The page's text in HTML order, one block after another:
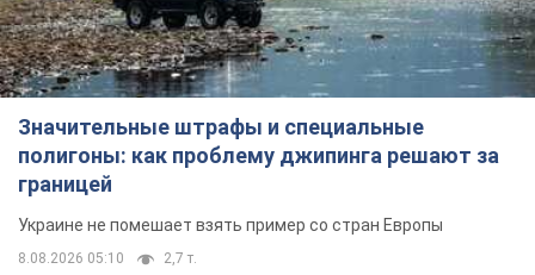
Значительные штрафы и специальные
полигоны: как проблему джипинга решают за
границей
Украине не помешает взять пример со стран Европы
8.08.2026 05:10 2,7 т.